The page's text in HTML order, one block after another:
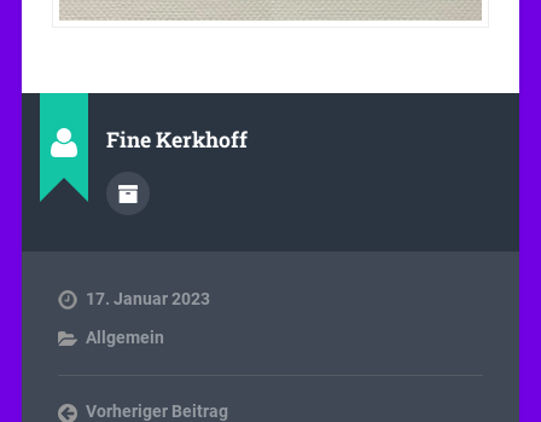
Fine Kerkhoff
17. Januar 2023
Allgemein
Vorheriger Beitrag